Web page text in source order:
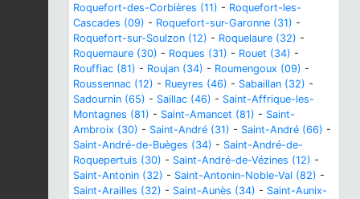
Roquefort-des-Corbières (11) - Roquefort-les-
Cascades (09) - Roquefort-sur-Garonne (31) -
Roquefort-sur-Soulzon (12) - Roquelaure (32) -
Roquemaure (30) - Roques (31) - Rouet (34) -
Rouffiac (81) - Roujan (34) - Roumengoux (09) -
Roussennac (12) - Rueyres (46) - Sabaillan (32) -
Sadournin (65) - Saillac (46) - Saint-Affrique-les-
Montagnes (81) - Saint-Amancet (81) - Saint-
Ambroix (30) - Saint-André (31) - Saint-André (66) -
Saint-André-de-Buèges (34) - Saint-André-de-
Roquepertuis (30) - Saint-André-de-Vézines (12) -
Saint-Antonin (32) - Saint-Antonin-Noble-Val (82) -
Saint-Arailles (32) - Saint-Aunès (34) - Saint-Aunix-